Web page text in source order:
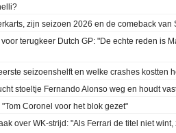
zijn seizoen 2026 en de comeback van
terugkeer Dutch GP: "De echte reden is
seizoenshelft en welke crashes kostten
stoeltje Fernando Alonso weg en houdt
Coronel voor het blok gezet"
over WK-strijd: "Als Ferrari de titel niet